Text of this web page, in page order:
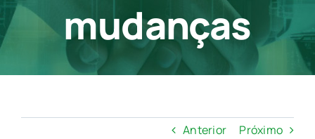
Contato mudanças
Anterior Próximo